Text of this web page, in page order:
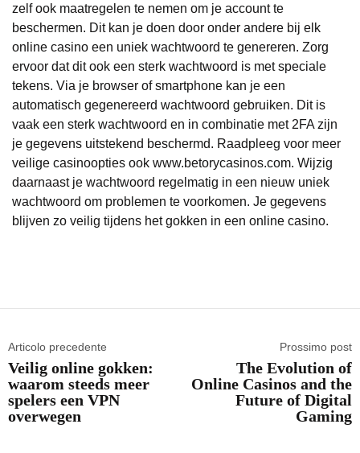
zelf ook maatregelen te nemen om je account te
beschermen. Dit kan je doen door onder andere bij elk
online casino een uniek wachtwoord te genereren. Zorg
ervoor dat dit ook een sterk wachtwoord is met speciale
tekens. Via je browser of smartphone kan je een
automatisch gegenereerd wachtwoord gebruiken. Dit is
vaak een sterk wachtwoord en in combinatie met 2FA zijn
je gegevens uitstekend beschermd. Raadpleeg voor meer
veilige casinoopties ook www.betorycasinos.com. Wijzig
daarnaast je wachtwoord regelmatig in een nieuw uniek
wachtwoord om problemen te voorkomen. Je gegevens
blijven zo veilig tijdens het gokken in een online casino.
Articolo precedente
Veilig online gokken:
waarom steeds meer
spelers een VPN
overwegen
Prossimo post
The Evolution of
Online Casinos and the
Future of Digital
Gaming